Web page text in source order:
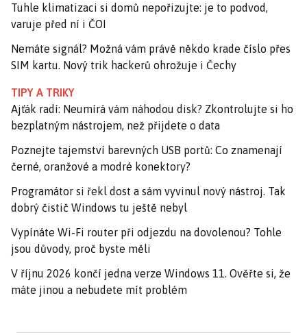
Tuhle klimatizaci si domů nepořizujte: je to podvod,
varuje před ní i ČOI
Nemáte signál? Možná vám právě někdo krade číslo přes
SIM kartu. Nový trik hackerů ohrožuje i Čechy
TIPY A TRIKY
Ajťák radí: Neumírá vám náhodou disk? Zkontrolujte si ho
bezplatným nástrojem, než přijdete o data
Poznejte tajemství barevných USB portů: Co znamenají
černé, oranžové a modré konektory?
Programátor si řekl dost a sám vyvinul nový nástroj. Tak
dobrý čistič Windows tu ještě nebyl
Vypínáte Wi-Fi router při odjezdu na dovolenou? Tohle
jsou důvody, proč byste měli
V říjnu 2026 končí jedna verze Windows 11. Ověřte si, že
máte jinou a nebudete mít problém